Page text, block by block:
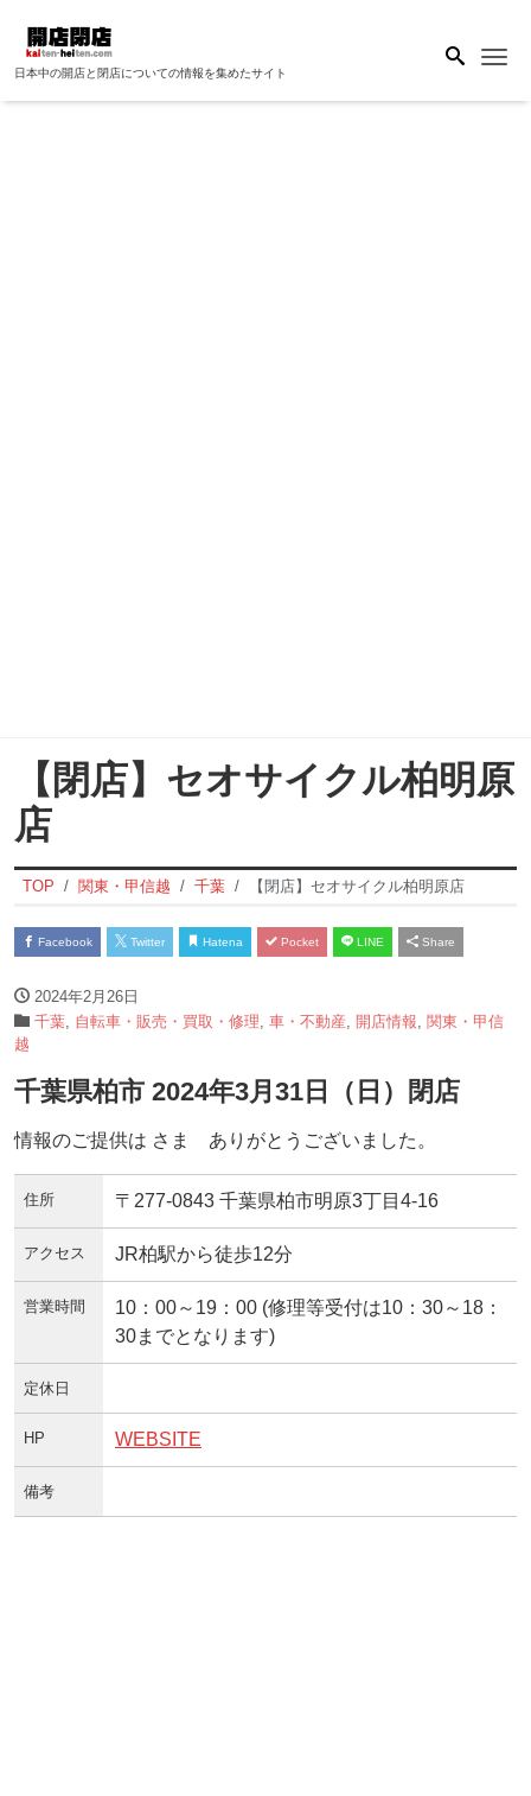
日本中の開店と閉店についての情報を集めたサイト
【閉店】セオサイクル柏明原
店
TOP 関東・甲信越 千葉 【閉店】セオサイクル柏明原店
Facebook Twitter Hatena Pocket LINE Share
2024年2月26日
千葉 自転車・販売・買取・修理 車・不動産 開店情報 関東・甲信
越
千葉県柏市 2024年3月31日（日）閉店
情報のご提供は さま ありがとうございました。
住所 〒277-0843 千葉県柏市明原3丁目4-16
アクセス JR柏駅から徒歩12分
営業時間
10：00～19：00 (修理等受付は10：30～18：
30までとなります)
定休日
HP WEBSITE
備考